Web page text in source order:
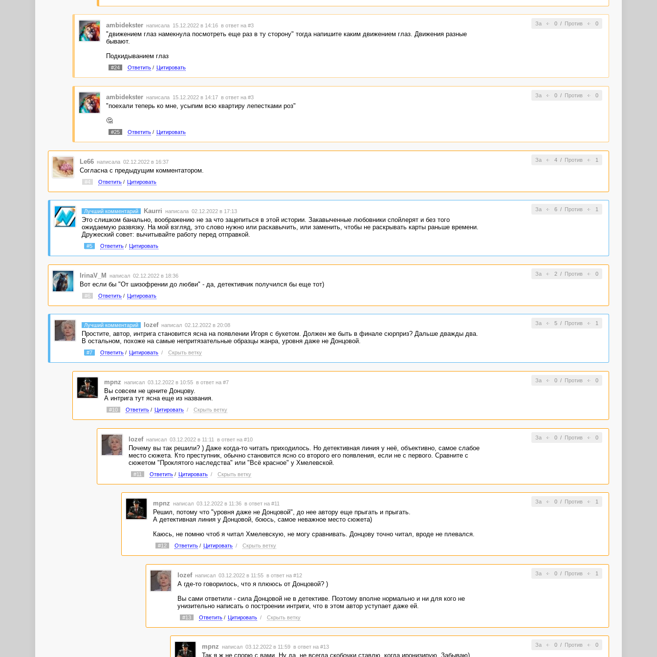
За 0/ Против 0
ambidekster написала 15.12.2022 в 14:16 в ответ на #3
"движением глаз намекнула посмотреть еще раз в ту сторону" тогда напишите каким движением глаз. Движения разные
бывают.
Подкидыванием глаз
#24 Ответить/ Цитировать
За 0/ Против 0
ambidekster написала 15.12.2022 в 14:17 в ответ на #3
"поехали теперь ко мне, усыпим всю квартиру лепестками роз"
🤔
#25 Ответить/ Цитировать
За 4/ Против 1
Le66 написала 02.12.2022 в 16:37
Согласна с предыдущим комментатором.
#4 Ответить/ Цитировать
За 6/ Против 1
Лучший комментарий Kaurri написала 02.12.2022 в 17:13
Это слишком банально, воображению не за что зацепиться в этой истории. Закавыченные любовники спойлерят и без того
ожидаемую развязку. На мой взгляд, это слово нужно или раскавычить, или заменить, чтобы не раскрывать карты раньше времени.
Дружеский совет: вычитывайте работу перед отправкой.
#5 Ответить/ Цитировать
За 2/ Против 0
IrinaV_M написал 02.12.2022 в 18:36
Вот если бы "От шизофрении до любви" - да, детективчик получился бы еще тот)
#6 Ответить/ Цитировать
За 5/ Против 1
Лучший комментарий Iozef написал 02.12.2022 в 20:08
Простите, автор, интрига становится ясна на появлении Игоря с букетом. Должен же быть в финале сюрприз? Дальше дважды два.
В остальном, похоже на самые непритязательные образцы жанра, уровня даже не Донцовой.
#7 Ответить/ Цитировать / Скрыть ветку
За 0/ Против 0
mpnz написал 03.12.2022 в 10:55 в ответ на #7
Вы совсем не цените Донцову.
А интрига тут ясна еще из названия.
#10 Ответить/ Цитировать / Скрыть ветку
За 0/ Против 0
Iozef написал 03.12.2022 в 11:11 в ответ на #10
Почему вы так решили? ) Даже когда-то читать приходилось. Но детективная линия у неё, объективно, самое слабое
место сюжета. Кто преступник, обычно становится ясно со второго его появления, если не с первого. Сравните с
сюжетом "Проклятого наследства" или "Всё красное" у Хмелевской.
#11 Ответить/ Цитировать / Скрыть ветку
За 0/ Против 1
mpnz написал 03.12.2022 в 11:36 в ответ на #11
Решил, потому что "уровня даже не Донцовой", до нее автору еще прыгать и прыгать.
А детективная линия у Донцовой, боюсь, самое неважное место сюжета)
Каюсь, не помню чтоб я читал Хмелевскую, не могу сравнивать. Донцову точно читал, вроде не плевался.
#12 Ответить/ Цитировать / Скрыть ветку
За 0/ Против 1
Iozef написал 03.12.2022 в 11:55 в ответ на #12
А где-то говорилось, что я плююсь от Донцовой? )
Вы сами ответили - сила Донцовой не в детективе. Поэтому вполне нормально и ни для кого не
унизительно написать о построении интриги, что в этом автор уступает даже ей.
#13 Ответить/ Цитировать / Скрыть ветку
За 0/ Против 0
mpnz написал 03.12.2022 в 11:59 в ответ на #13
Так я ж не спорю с вами. Ну да, не всегда скобочки ставлю, когда иронизирую. Забываю)